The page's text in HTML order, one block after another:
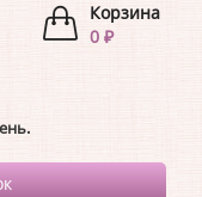
Корзина
0 ₽